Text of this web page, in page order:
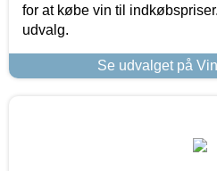
for at købe vin til
udvalg.
Se udvalget på